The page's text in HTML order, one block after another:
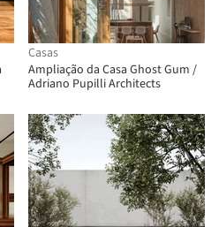
Casas
Ampliação da Casa Ghost Gum /
Adriano Pupilli Architects